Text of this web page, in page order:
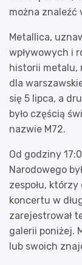
można znaleźć
Metallica,
wpływowych i
historii metalu,
dla
się 5 lipca, a
było częścią
nazwie M72.
Od godziny
Narodowego
zespołu,
koncertu w
zarejestrował
galerii poniżej.
lub swoich